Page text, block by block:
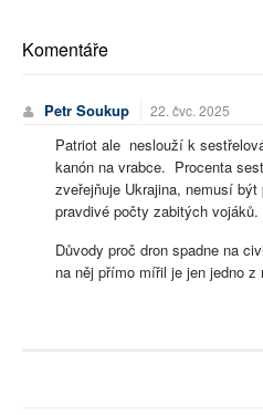
Komentáře
Petr Soukup 22. čvc. 2025
Patriot ale neslouží k
kanón na vrabce. Procenta
zveřejňuje Ukrajina, nemusí
pravdivé počty zabitých vojáků.
Důvody proč dron spadne na
na něj přímo mířil je jen jedno